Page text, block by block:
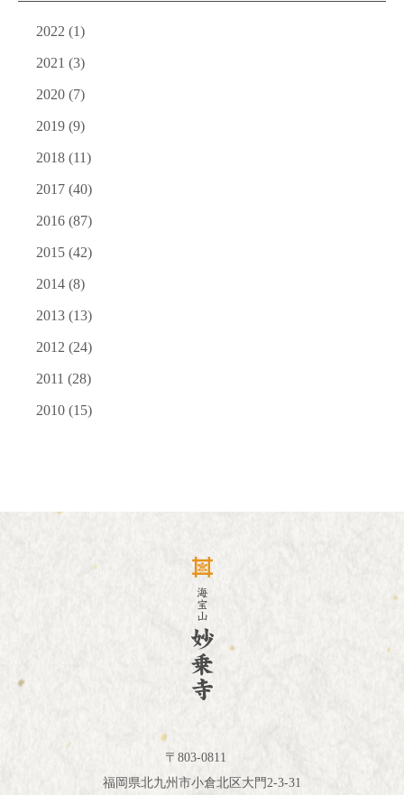
2022 (1)
2021 (3)
2020 (7)
2019 (9)
2018 (11)
2017 (40)
2016 (87)
2015 (42)
2014 (8)
2013 (13)
2012 (24)
2011 (28)
2010 (15)
〒803-0811
福岡県北九州市小倉北区大門2-3-31